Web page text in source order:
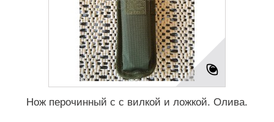
Нож перочинный с с вилкой и ложкой. Олива.